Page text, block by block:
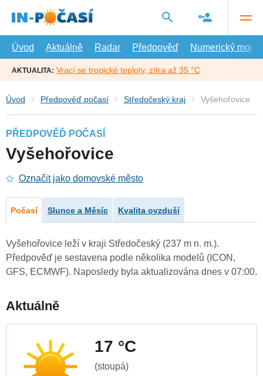
hlavní
Úvod
Aktuálně Radar Předpověď Numerický model
AKTUALITA: Vrací se tropické teploty, zítra až 35 °C
Úvod Předpověď počasí Středočeský kraj Vyšehořovice
PŘEDPOVĚĎ POČASÍ
Vyšehořovice
Označit jako domovské město
Počasí Slunce a Měsíc Kvalita ovzduší
Vyšehořovice leží v kraji Středočeský (237 m n. m.).
Předpověď je sestavena podle několika modelů (ICON,
GFS, ECMWF). Naposledy byla aktualizována dnes v 07:00.
Aktuálně
17 °C
(stoupá)